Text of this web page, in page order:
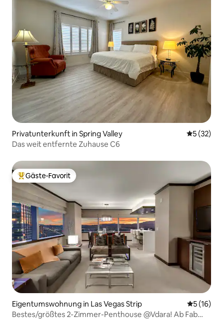
Privatunterkunft in Spring Valley
5 (32)
Das weit entfernte Zuhause C6
Beliebter Gäste-Favorit.
Gäste-Favorit
Eigentumswohnung in Las Vegas Strip
5 (16)
Bestes/größtes 2-Zimmer-Penthouse @Vdara! Ab Fab